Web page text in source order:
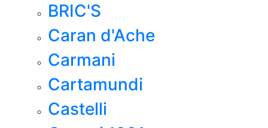
BRIC'S
Caran d'Ache
Carmani
Cartamundi
Castelli